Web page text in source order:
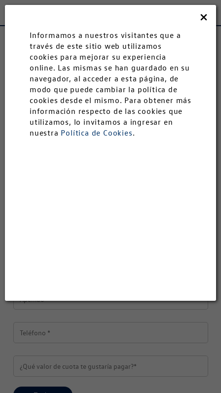
Informamos a nuestros visitantes que a
través de este sitio web utilizamos
cookies para mejorar su experiencia
online. Las mismas se han guardado en su
navegador, al acceder a esta página, de
modo que puede cambiar la política de
cookies desde el mismo. Para obtener más
información respecto de las cookies que
utilizamos, lo invitamos a ingresar en
nuestra Política de Cookies.
Modelos
Autoahorro
Postventa
Chapa y Pintura
Autoahorro
Nivus